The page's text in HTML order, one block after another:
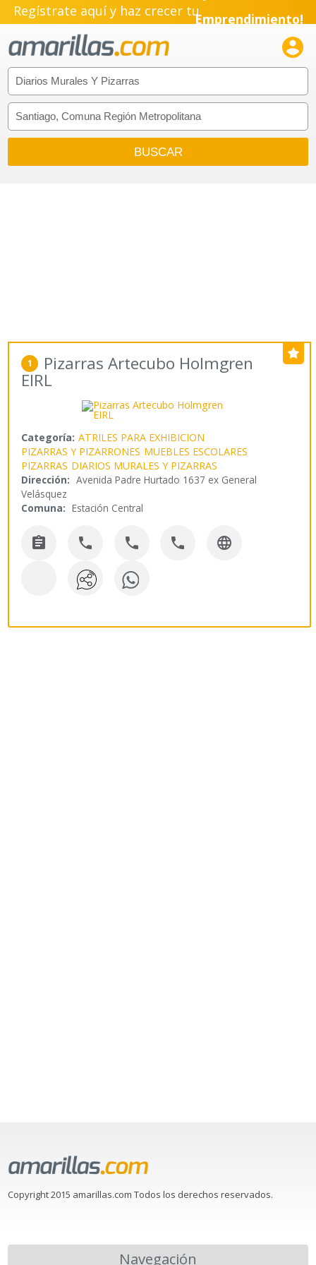
Regístrate aquí y haz crecer tuEmprendimiento!

1 Pizarras Artecubo Holmgren
EIRL
Categoría: ATRILES PARA EXHIBICION
PIZARRAS Y PIZARRONES MUEBLES ESCOLARES
PIZARRAS DIARIOS MURALES Y PIZARRAS
Dirección: Avenida Padre Hurtado 1637 ex General
Velásquez
Comuna: Estación Central
    
Copyright 2015 amarillas.com Todos los derechos reservados.
Navegación